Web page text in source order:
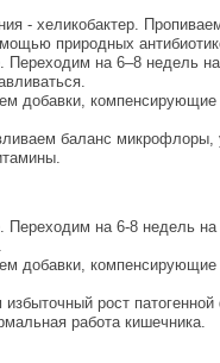
- хеликобактер.
природных
Переходим на 6–8 недель
добавки,
баланс
Переходим на 6-8 недель
добавки,
рост
работа кишечника.